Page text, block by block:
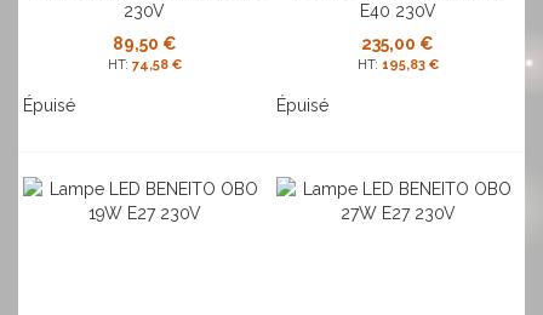
230V
89,50 €
74,58 €
Épuisé
E40 230V
235,00 €
195,83 €
Épuisé